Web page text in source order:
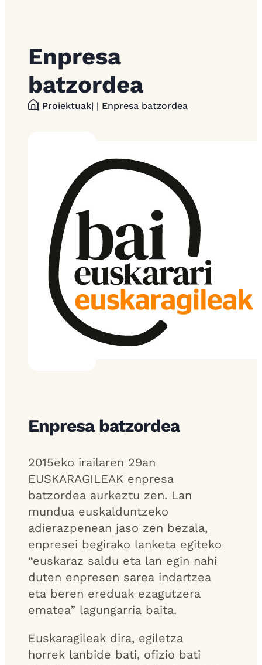
Enpresa
batzordea
| Proiektuak| | Enpresa batzordea
Enpresa batzordea
2015eko irailaren 29an
EUSKARAGILEAK enpresa
batzordea aurkeztu zen. Lan
mundua euskalduntzeko
adierazpenean jaso zen bezala,
enpresei begirako lanketa egiteko
“euskaraz saldu eta lan egin nahi
duten enpresen sarea indartzea
eta beren ereduak ezagutzera
ematea” lagungarria baita.
Euskaragileak dira, egiletza
horrek lanbide bati, ofizio bati